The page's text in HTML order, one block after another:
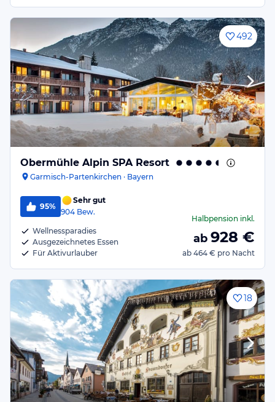
492
Obermühle Alpin SPA Resort
Garmisch-Partenkirchen · Bayern
95%
Sehr gut
904 Bew.
Wellnessparadies
Ausgezeichnetes Essen
Für Aktivurlauber
Halbpension inkl.
ab 928 €
ab 464 € pro Nacht
18